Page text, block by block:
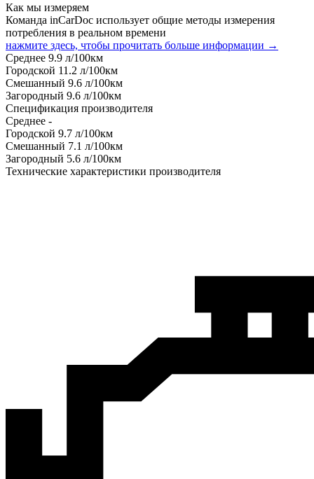
Как мы измеряем
Команда inCarDoc использует общие методы измерения
потребления в реальном времени
нажмите здесь, чтобы прочитать больше информации →
Среднее 9.9 л/100км
Городской 11.2 л/100км
Смешанный 9.6 л/100км
Загородный 9.6 л/100км
Спецификация производителя
Среднее -
Городской 9.7 л/100км
Смешанный 7.1 л/100км
Загородный 5.6 л/100км
Технические характеристики производителя